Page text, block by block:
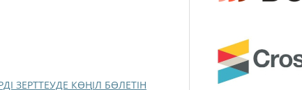
ЗЕРТТЕУДЕ КӨҢІЛ БӨЛЕТІН